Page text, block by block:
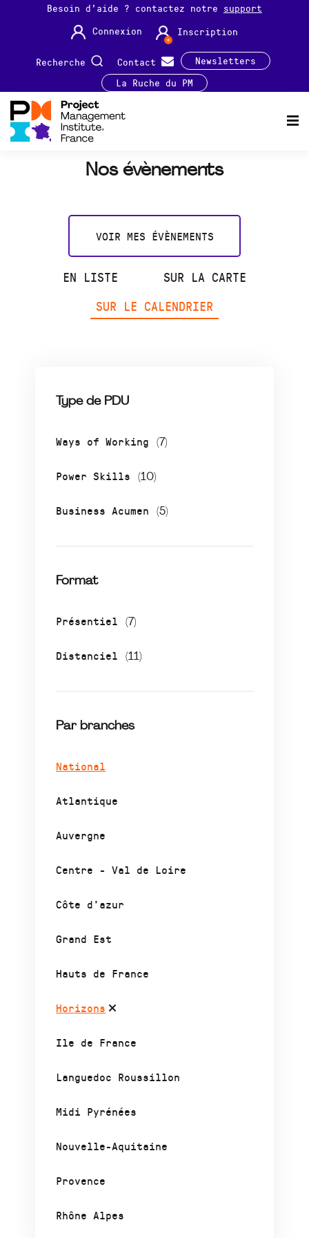
Besoin d'aide ? contactez notre support
Connexion
Inscription
Recherche Contact
Newsletters
La Ruche du PM
Nos évènements
VOIR MES ÉVÈNEMENTS
EN LISTE
SUR LA CARTE
SUR LE CALENDRIER
Type de PDU
Ways of Working (7)
Power Skills (10)
Business Acumen (5)
Format
Présentiel (7)
Distanciel (11)
Par branches
National
Atlantique
Auvergne
Centre - Val de Loire
Côte d’azur
Grand Est
Hauts de France
Horizons
Ile de France
Languedoc Roussillon
Midi Pyrénées
Nouvelle-Aquitaine
Provence
Rhône Alpes